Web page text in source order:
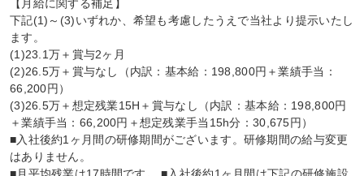
【月給に関する補足】
下記(1)～(3)いずれか、希望も考慮したうえで当社より提示いたし
ます。
(1)23.1万＋賞与2ヶ月
(2)26.5万＋賞与なし（内訳：基本給：198,800円＋業績手当：
66,200円）
(3)26.5万＋想定残業15H＋賞与なし（内訳：基本給：198,800円
＋業績手当：66,200円＋想定残業手当15h分：30,675円）
■入社後約1ヶ月間の研修期間がございます。研修期間の給与変更
はありません。